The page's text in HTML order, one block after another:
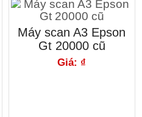
Máy scan A3 Epson
Gt 20000 cũ
Giá: ₫